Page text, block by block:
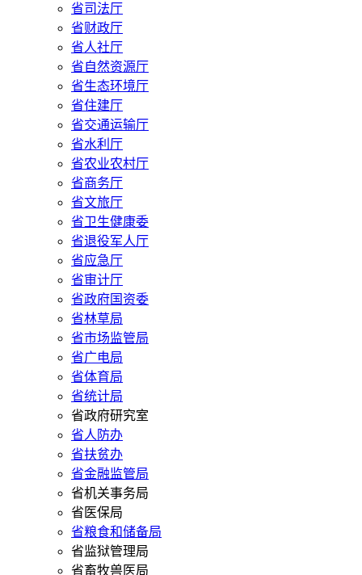
省司法厅
省财政厅
省人社厅
省自然资源厅
省生态环境厅
省住建厅
省交通运输厅
省水利厅
省农业农村厅
省商务厅
省文旅厅
省卫生健康委
省退役军人厅
省应急厅
省审计厅
省政府国资委
省林草局
省市场监管局
省广电局
省体育局
省统计局
省政府研究室
省人防办
省扶贫办
省金融监管局
省机关事务局
省医保局
省粮食和储备局
省监狱管理局
省畜牧兽医局